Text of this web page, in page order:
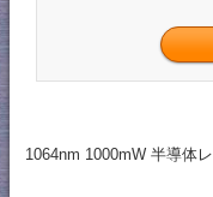
1064nm 1000mW 半導体